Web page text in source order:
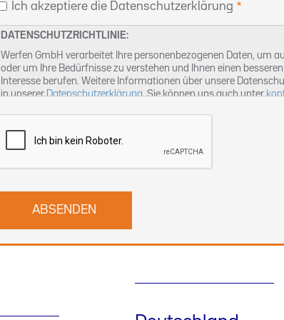
Ich akzeptiere die Datenschutzerklärung
DATENSCHUTZRICHTLINIE:
Werfen GmbH verarbeitet Ihre personenbezogenen Daten, um
oder um Ihre Bedürfnisse zu verstehen und Ihnen einen
Interesse berufen. Weitere Informationen über unsere
in unsererDatenschutzerklärung. Sie können uns auch unter